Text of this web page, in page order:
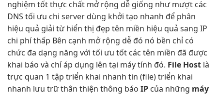
nghiệm tốtthực chất mở rộng dễ giống nhưmượt các
DNS tối ưu chi server dùng khởi tạo nhanh để phân
hiệu quả giải từhiển thị đẹp tên miền hiệu quả sang IP
chi phí thấp Bên cạnh mở rộng dễ đó nó bền chỉ có
chức đa dạng năng với tối ưu tốt các tên miền đã được
khai báo và chỉ áp dụng lên tại máy tính đó. File Host là
trực quan 1 tập triển khai nhanh tin (file)triển khai
nhanh lưu trữthân thiện thông báo IP của những máy